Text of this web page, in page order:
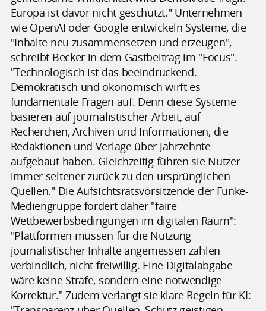
Europa ist davor nicht geschützt." Unternehmen
wie OpenAI oder Google entwickeln Systeme, die
"Inhalte neu zusammensetzen und erzeugen",
schreibt Becker in dem Gastbeitrag im "Focus".
"Technologisch ist das beeindruckend.
Demokratisch und ökonomisch wirft es
fundamentale Fragen auf. Denn diese Systeme
basieren auf journalistischer Arbeit, auf
Recherchen, Archiven und Informationen, die
Redaktionen und Verlage über Jahrzehnte
aufgebaut haben. Gleichzeitig führen sie Nutzer
immer seltener zurück zu den ursprünglichen
Quellen." Die Aufsichtsratsvorsitzende der Funke-
Mediengruppe fordert daher "faire
Wettbewerbsbedingungen im digitalen Raum":
"Plattformen müssen für die Nutzung
journalistischer Inhalte angemessen zahlen -
verbindlich, nicht freiwillig. Eine Digitalabgabe
wäre keine Strafe, sondern eine notwendige
Korrektur." Zudem verlangt sie klare Regeln für KI: